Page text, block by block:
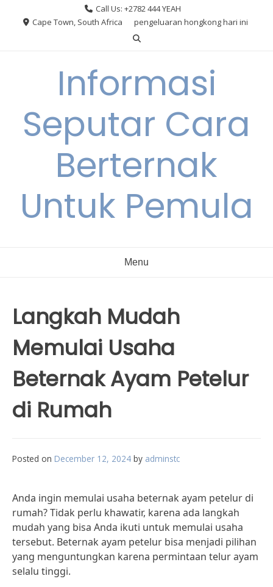
Call Us: +2782 444 YEAH
Cape Town, South Africa
pengeluaran hongkong hari ini
Informasi
Seputar Cara
Berternak
Untuk Pemula
Menu
Langkah Mudah
Memulai Usaha
Beternak Ayam Petelur
di Rumah
Posted on December 12, 2024 by adminstc
Anda ingin memulai usaha beternak ayam petelur di
rumah? Tidak perlu khawatir, karena ada langkah
mudah yang bisa Anda ikuti untuk memulai usaha
tersebut. Beternak ayam petelur bisa menjadi pilihan
yang menguntungkan karena permintaan telur ayam
selalu tinggi.